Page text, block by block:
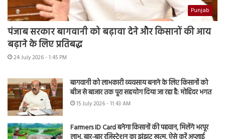
Punjab
पंजाब सरकार बागवानी को बढ़ावा देने और किसानों की आय
बढ़ाने के लिए प्रतिबद्ध
24 July 2026 - 1:45 PM
बागवानी को लाभकारी व्यवसाय बनाने के लिए किसानों को
बीज से बाजार तक पूरा सहयोग दिया जा रहा है: मोहिंदर भगत
15 July 2026 - 11:43 AM
Farmers ID Card बनेगा किसानों की पहचान, मिलेंगे भरपूर